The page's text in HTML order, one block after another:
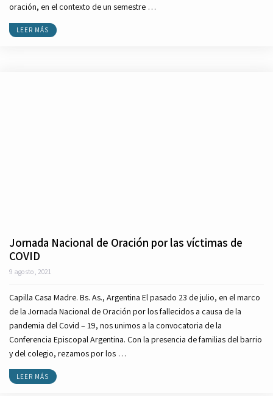
oración, en el contexto de un semestre …
LEER MÁS
Jornada Nacional de Oración por las víctimas de
COVID
9 agosto, 2021
Capilla Casa Madre. Bs. As., Argentina El pasado 23 de julio, en el marco
de la Jornada Nacional de Oración por los fallecidos a causa de la
pandemia del Covid – 19, nos unimos a la convocatoria de la
Conferencia Episcopal Argentina. Con la presencia de familias del barrio
y del colegio, rezamos por los …
LEER MÁS